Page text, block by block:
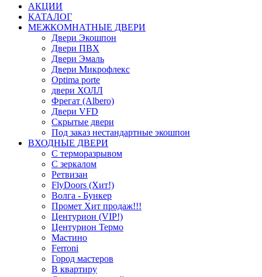
АКЦИИ
КАТАЛОГ
МЕЖКОМНАТНЫЕ ДВЕРИ
Двери Экошпон
Двери ПВХ
Двери Эмаль
Двери Микрофлекс
Optima porte
двери ХОЛЛ
Фрегат (Albero)
Двери VFD
Скрытые двери
Под заказ нестандартные экошпон
ВХОДНЫЕ ДВЕРИ
С терморазрывом
С зеркалом
Ретвизан
FlyDoors (Хит!)
Волга - Бункер
Промет Хит продаж!!!
Центурион (VIP!)
Центурион Термо
Мастино
Ferroni
Город мастеров
В квартиру